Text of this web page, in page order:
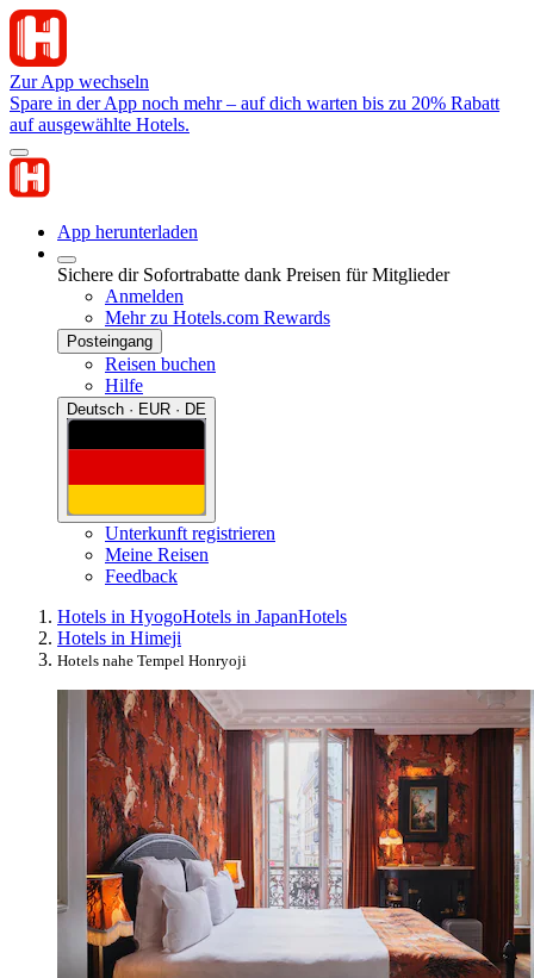
Zur App wechseln
Spare in der App noch mehr – auf dich warten bis zu 20% Rabatt
auf ausgewählte Hotels.
App herunterladen
Sichere dir Sofortrabatte dank Preisen für Mitglieder
Anmelden
Mehr zu Hotels.com Rewards
Posteingang
Reisen buchen
Hilfe
Deutsch · EUR · DE
Unterkunft registrieren
Meine Reisen
Feedback
Hotels in HyogoHotels in JapanHotels
Hotels in Himeji
Hotels nahe Tempel Honryoji